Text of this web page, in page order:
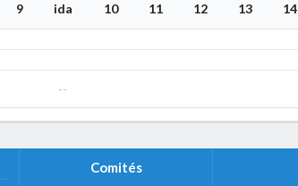
9 ida 10 11 12 13 14
--
Comités